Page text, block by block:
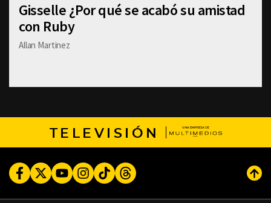
Gisselle ¿Por qué se acabó su amistad
con Ruby
Allan Martinez
TELEVISIÓN
FacebookTwitterYoutubeInstagram
TikTokThreads